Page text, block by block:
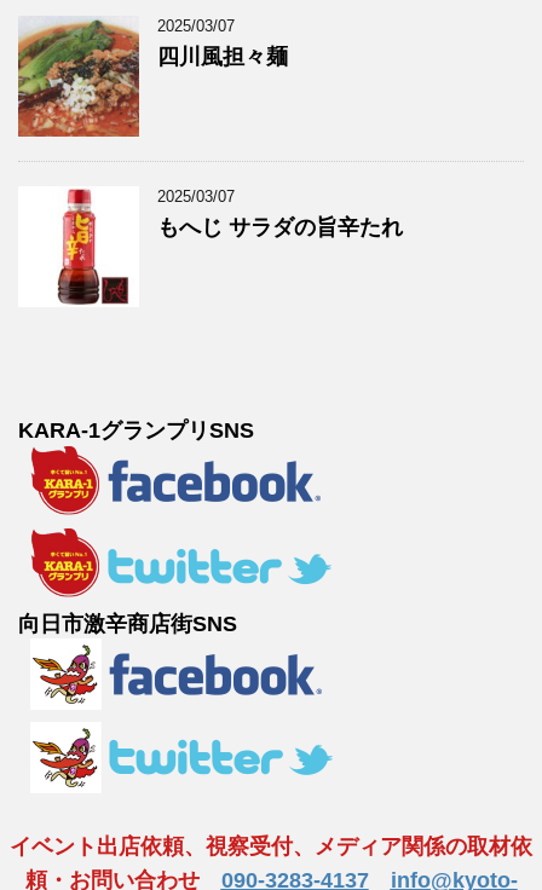
2025/03/07
四川風担々麺
2025/03/07
もへじ サラダの旨辛たれ
KARA-1グランプリSNS
向日市激辛商店街SNS
イベント出店依頼、視察受付、メディア関係の取材依
頼・お問い合わせ 090-3283-4137 info@kyoto-